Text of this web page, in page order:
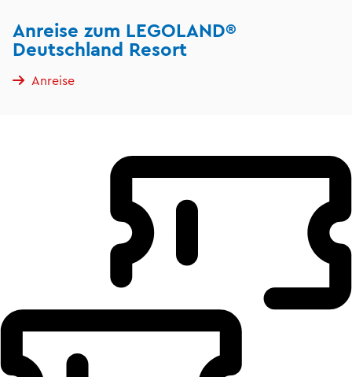
Anreise zum LEGOLAND®
Deutschland Resort
Anreise